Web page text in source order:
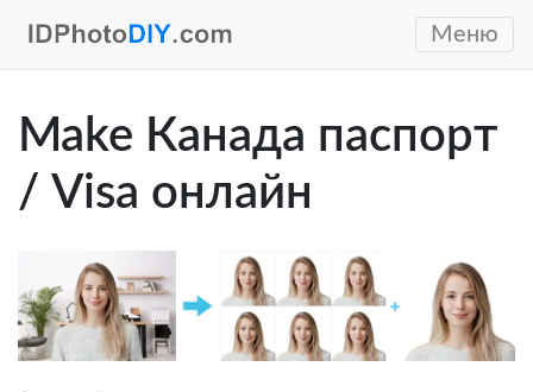
Меню
Make Канада паспорт
/ Visa онлайн